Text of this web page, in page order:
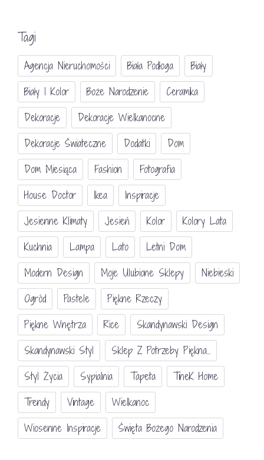
Tagi
Agencja Nieruchomości Biała Podłoga
Biały
Biały I Kolor
Boże Narodzenie
Ceramika
Dekoracje
Dekoracje Wielkanocne
Dekoracje Świateczne
Dodatki
Dom
Dom Miesiąca
Fashion
Fotografia
House Doctor
Ikea
Inspiracje
Jesienne Klimaty
Jesień Kolor
Kolory Lata
Kuchnia
Lampa Lato
Letni Dom
Modern Design
Moje Ulubione Sklepy
Niebieski
Ogród
Pastele
Piękne Rzeczy
Piękne Wnętrza
Rice
Skandynawski Design
Skandynawski Styl
Sklep Z Potrzeby Piękna...
Styl Życia
Sypialnia Tapeta
TineK Home
Trendy
Vintage
Wielkanoc
Wiosenne Inspiracje
Święta Bożego Narodzenia